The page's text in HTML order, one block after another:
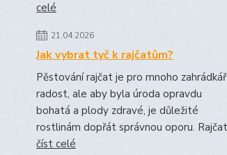
celé
21.04.2026
Jak vybrat tyč k rajčatům?
Pěstování rajčat je pro mnoho
radost, ale aby byla úroda opravdu
bohatá a plody zdravé, je důležité
rostlinám dopřát správnou oporu.
číst celé